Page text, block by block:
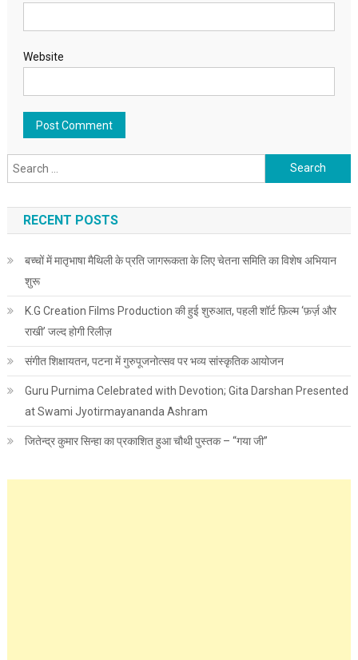
Website
Search for:
RECENT POSTS
बच्चों में मातृभाषा मैथिली के प्रति जागरूकता के लिए चेतना समिति का विशेष अभियान
शुरू
K.G Creation Films Production की हुई शुरुआत, पहली शॉर्ट फ़िल्म ‘फ़र्ज़ और
राखी’ जल्द होगी रिलीज़
संगीत शिक्षायतन, पटना में गुरुपूजनोत्सव पर भव्य सांस्कृतिक आयोजन
Guru Purnima Celebrated with Devotion; Gita Darshan Presented
at Swami Jyotirmayananda Ashram
जितेन्द्र कुमार सिन्हा का प्रकाशित हुआ चौथी पुस्तक – “गया जी”